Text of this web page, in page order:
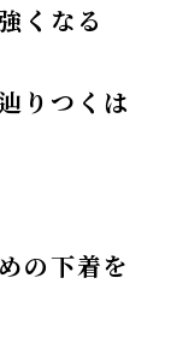
くなる
りつくは
の下着を